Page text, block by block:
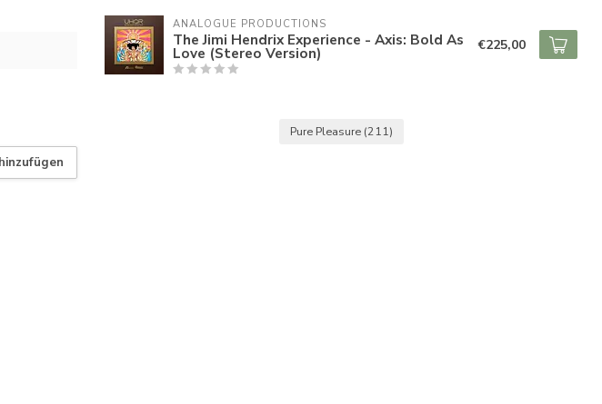
ANALOGUE PRODUCTIONS
The Jimi Hendrix Experience - Axis: Bold As
Love (Stereo Version) €225,00
Pure Pleasure (211)